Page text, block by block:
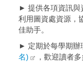
► 提供各項資訊與
利用圖資處資源，
佳助手。
► 定期於每學期辦
名)
，歡迎讀者多